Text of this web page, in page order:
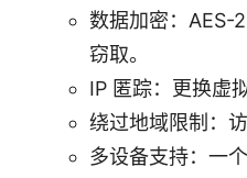
数据加密：AES-
窃取。
IP 匿踪：更换虚
绕过地域限制：
多设备支持：一